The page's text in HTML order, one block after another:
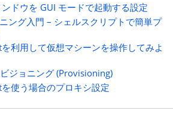
ドウを GUI モードで起動する設定
ング入門 – シェルスクリプトで簡単プ
利用して仮想マシーンを操作してみよ
ジョニング (Provisioning)
使う場合のプロキシ設定